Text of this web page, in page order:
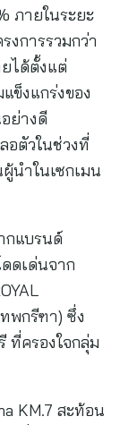
ภายในระยะ
งการรวมกว่า
ได้ตั้งแต่
ข็งแกร่งของ
ย่างดี
อตัวในช่วงที่
นำในเซกเมน
กแบรนด์
ดดเด่นจาก
พกรีฑา) ซึ่ง
ที่ครองใจกลุ่ม
KM.7 สะท้อน